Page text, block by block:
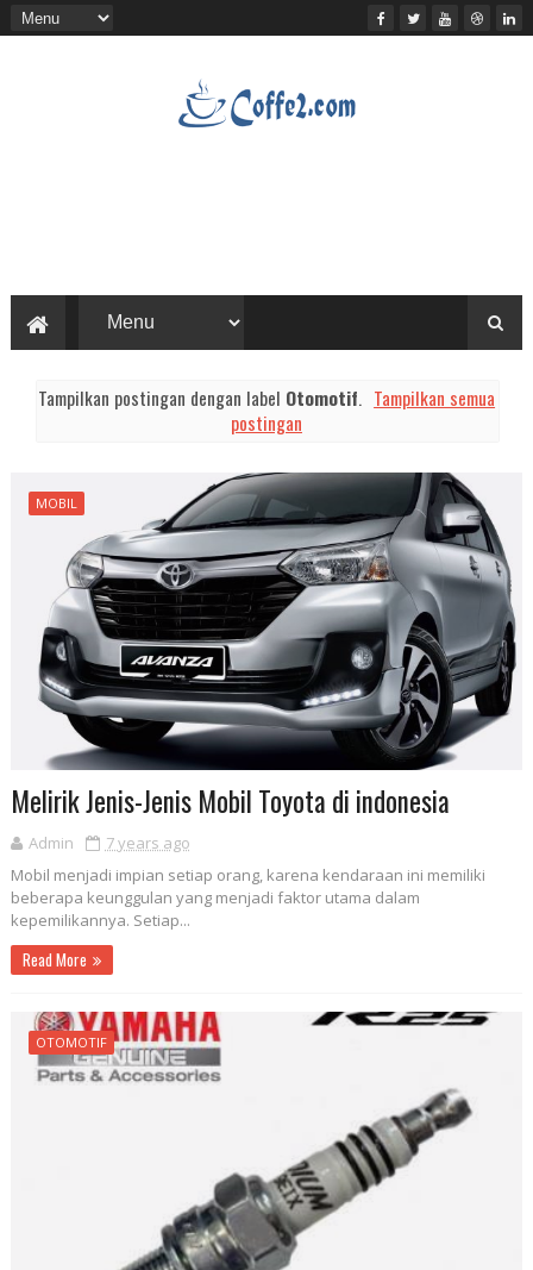
Tampilkan postingan dengan label Otomotif. Tampilkan semua
postingan
MOBIL
Melirik Jenis-Jenis Mobil Toyota di indonesia
Admin
7 years ago
Mobil menjadi impian setiap orang, karena kendaraan ini memiliki
beberapa keunggulan yang menjadi faktor utama dalam
kepemilikannya. Setiap...
Read More
OTOMOTIF